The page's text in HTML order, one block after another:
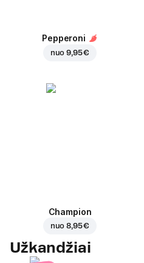
Pepperoni
nuo9,95 €
Champion
nuo8,95 €
Užkandžiai